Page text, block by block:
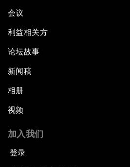
会议
利益相关方
论坛故事
新闻稿
相册
视频
加入我们
登录